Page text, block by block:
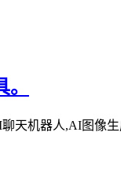
天机器人,AI图像